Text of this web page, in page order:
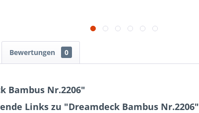
Bewertungen 0
Bambus Nr.2206"
Links zu "Dreamdeck Bambus Nr.2206"